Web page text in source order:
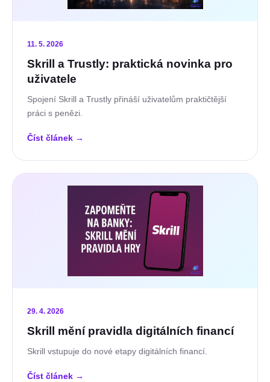
11. 5. 2026
Skrill a Trustly: praktická novinka pro
uživatele
Spojení Skrill a Trustly přináší uživatelům praktičtější
práci s penězi.
Číst článek →
29. 4. 2026
Skrill mění pravidla digitálních financí
Skrill vstupuje do nové etapy digitálních financí.
Číst článek →